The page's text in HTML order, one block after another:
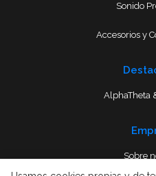
Sonido
Accesorios y
AlphaTheta
Sobre